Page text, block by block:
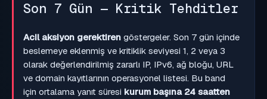
Son 7 Gün — Kritik Tehditler
Acil aksiyon gerektiren göstergeler. Son 7 gün içinde
beslemeye eklenmiş ve kritiklik seviyesi 1, 2 veya 3
olarak değerlendirilmiş zararlı IP, IPv6, ağ bloğu, URL
ve domain kayıtlarının operasyonel listesi. Bu band
için ortalama yanıt süresi kurum başına 24 saatten